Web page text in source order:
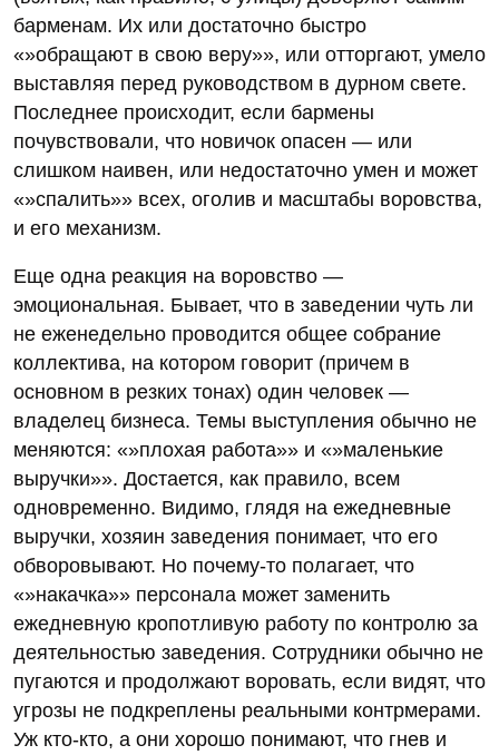
барменам. Их или достаточно быстро
«»обращают в свою веру»», или отторгают, умело
выставляя перед руководством в дурном свете.
Последнее происходит, если бармены
почувствовали, что новичок опасен — или
слишком наивен, или недостаточно умен и может
«»спалить»» всех, оголив и масштабы воровства,
и его механизм.
Еще одна реакция на воровство —
эмоциональная. Бывает, что в заведении чуть ли
не еженедельно проводится общее собрание
коллектива, на котором говорит (причем в
основном в резких тонах) один человек —
владелец бизнеса. Темы выступления обычно не
меняются: «»плохая работа»» и «»маленькие
выручки»». Достается, как правило, всем
одновременно. Видимо, глядя на ежедневные
выручки, хозяин заведения понимает, что его
обворовывают. Но почему-то полагает, что
«»накачка»» персонала может заменить
ежедневную кропотливую работу по контролю за
деятельностью заведения. Сотрудники обычно не
пугаются и продолжают воровать, если видят, что
угрозы не подкреплены реальными контрмерами.
Уж кто-кто, а они хорошо понимают, что гнев и